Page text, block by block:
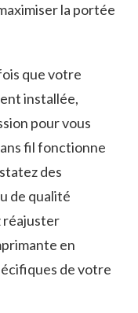
la portée
‌que‍ votre
installée,
pour vous
fil fonctionne
des‌
de ⁣qualité
réajuster
en
‌de⁣ votre‍